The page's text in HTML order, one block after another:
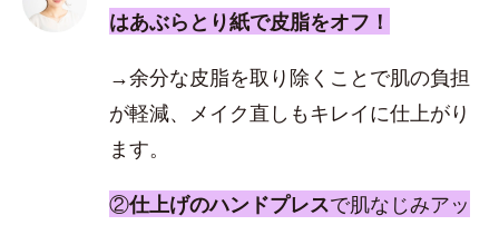
はあぶらとり紙で皮脂をオフ！
→余分な皮脂を取り除くことで肌の負担
が軽減、メイク直しもキレイに仕上がり
ます。
②仕上げのハンドプレスで肌なじみアッ